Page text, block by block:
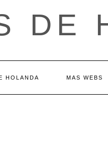
DE
HOLANDA MAS WEBS